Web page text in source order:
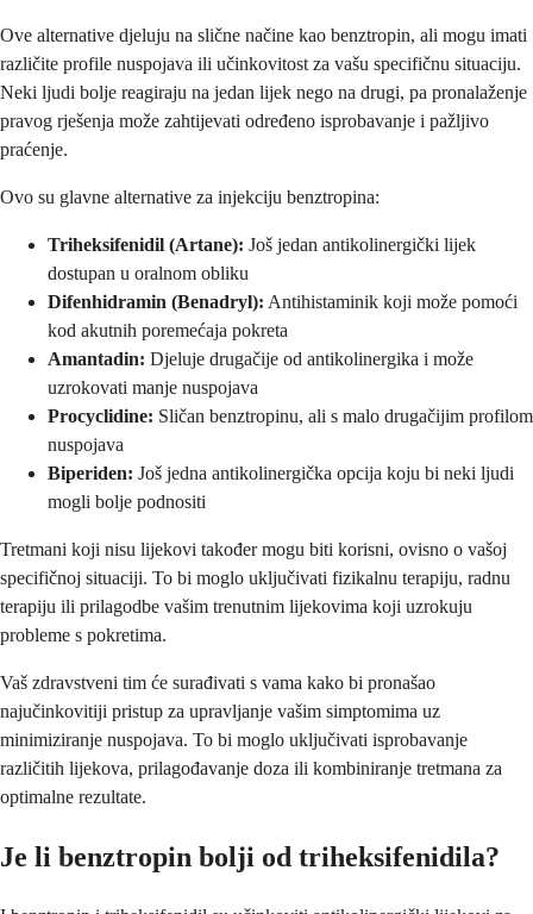
Ove alternative djeluju na slične načine kao benztropin, ali mogu imati
različite profile nuspojava ili učinkovitost za vašu specifičnu situaciju.
Neki ljudi bolje reagiraju na jedan lijek nego na drugi, pa pronalaženje
pravog rješenja može zahtijevati određeno isprobavanje i pažljivo
praćenje.
Ovo su glavne alternative za injekciju benztropina:
Triheksifenidil (Artane): Još jedan antikolinergički lijek
dostupan u oralnom obliku
Difenhidramin (Benadryl): Antihistaminik koji može pomoći
kod akutnih poremećaja pokreta
Amantadin: Djeluje drugačije od antikolinergika i može
uzrokovati manje nuspojava
Procyclidine: Sličan benztropinu, ali s malo drugačijim profilom
nuspojava
Biperiden: Još jedna antikolinergička opcija koju bi neki ljudi
mogli bolje podnositi
Tretmani koji nisu lijekovi također mogu biti korisni, ovisno o vašoj
specifičnoj situaciji. To bi moglo uključivati fizikalnu terapiju, radnu
terapiju ili prilagodbe vašim trenutnim lijekovima koji uzrokuju
probleme s pokretima.
Vaš zdravstveni tim će surađivati s vama kako bi pronašao
najučinkovitiji pristup za upravljanje vašim simptomima uz
minimiziranje nuspojava. To bi moglo uključivati isprobavanje
različitih lijekova, prilagođavanje doza ili kombiniranje tretmana za
optimalne rezultate.
Je li benztropin bolji od triheksifenidila?